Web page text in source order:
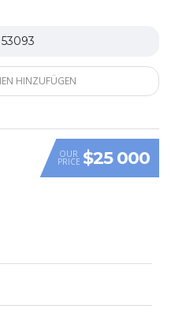
HINZUFÜGEN
OUR
PRICE $25 000